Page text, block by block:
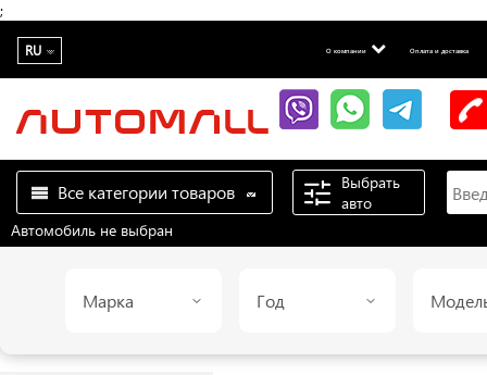
;
RU О компании Оплата и доставка
Все категории товаров
Выбрать
авто
Автомобиль не выбран
Марка Год